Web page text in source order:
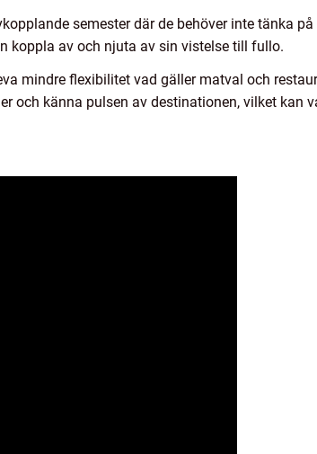
semester där de behöver inte tänka
koppla av och njuta av sin vistelse till fullo.
mindre flexibilitet vad gäller matval och
och känna pulsen av destinationen, vilket kan